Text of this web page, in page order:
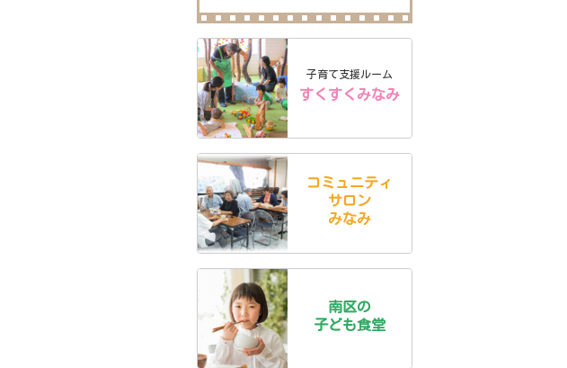
子育て支援ルーム
すくすくみなみ
コミュニティ
サロン
みなみ
南区の
子ども食堂